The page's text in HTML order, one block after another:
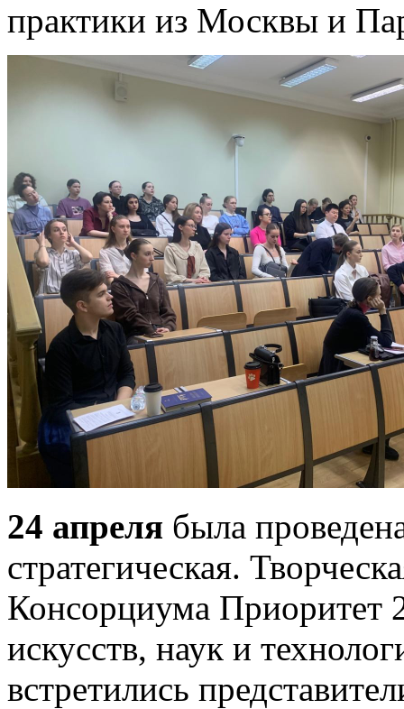
практики из Москвы и
24 апреля была
стратегическая.
Консорциума Приоритет
искусств, наук и
встретились